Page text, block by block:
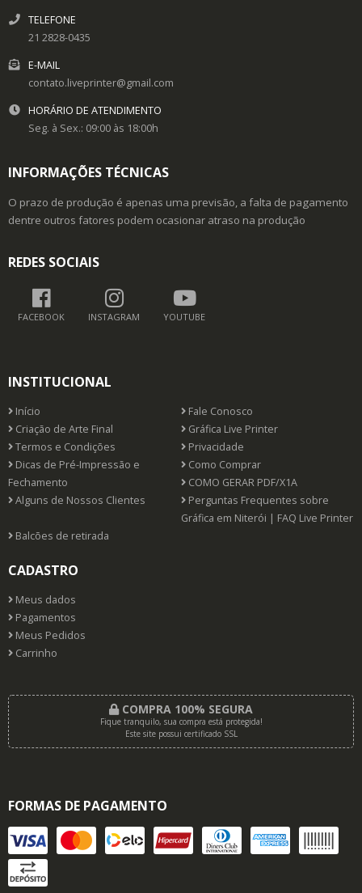
TELEFONE
21 2828-0435
E-MAIL
contato.liveprinter@gmail.com
HORÁRIO DE ATENDIMENTO
Seg. à Sex.: 09:00 às 18:00h
INFORMAÇÕES TÉCNICAS
O prazo de produção é apenas uma previsão, a falta de pagamento
dentre outros fatores podem ocasionar atraso na produção
REDES SOCIAIS
FACEBOOK INSTAGRAM YOUTUBE
INSTITUCIONAL
Início
Fale Conosco
Criação de Arte Final
Gráfica Live Printer
Termos e Condições
Privacidade
Dicas de Pré-Impressão e
Fechamento
Como Comprar
COMO GERAR PDF/X1A
Alguns de Nossos Clientes
Perguntas Frequentes sobre
Gráfica em Niterói | FAQ Live Printer
Balcões de retirada
CADASTRO
Meus dados
Pagamentos
Meus Pedidos
Carrinho
COMPRA 100% SEGURA
Fique tranquilo, sua compra está protegida!
Este site possui certificado SSL
FORMAS DE PAGAMENTO